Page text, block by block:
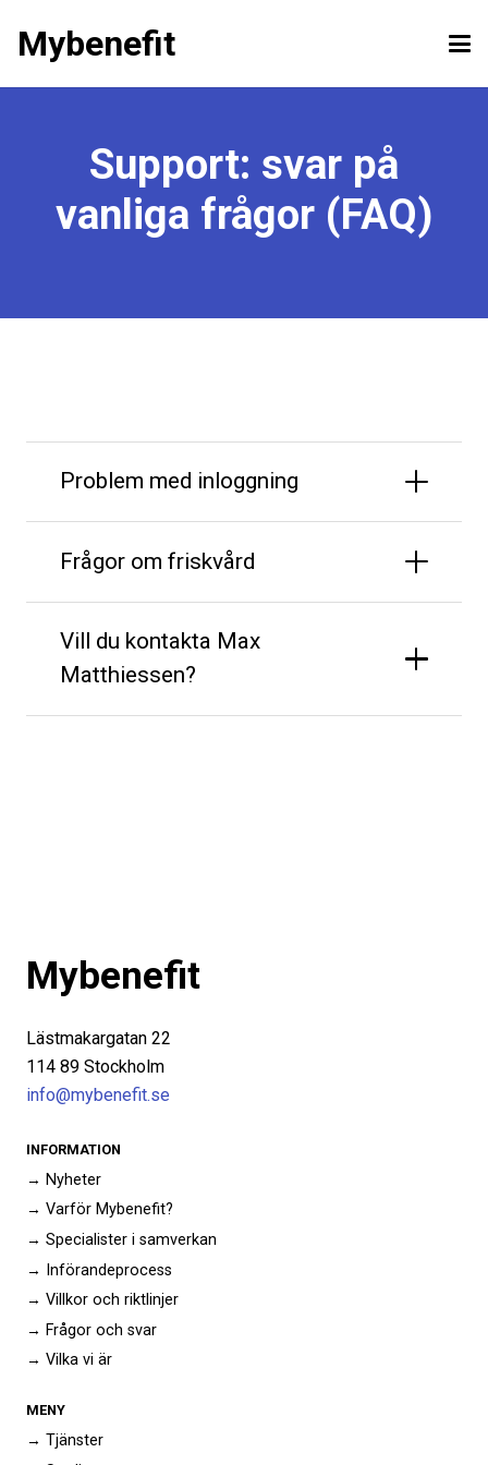
Mybenefit
Support: svar på
vanliga frågor (FAQ)
Problem med inloggning
Frågor om friskvård
Vill du kontakta Max
Matthiessen?
Mybenefit
Lästmakargatan 22
114 89 Stockholm
info@mybenefit.se
INFORMATION
→ Nyheter
→ Varför Mybenefit?
→ Specialister i samverkan
→ Införandeprocess
→ Villkor och riktlinjer
→ Frågor och svar
→ Vilka vi är
MENY
→ Tjänster